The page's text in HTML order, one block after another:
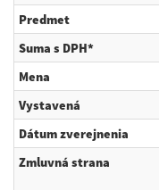
Predmet
Suma s DPH*
Mena
Vystavená
Dátum zverejnenia
Zmluvná strana